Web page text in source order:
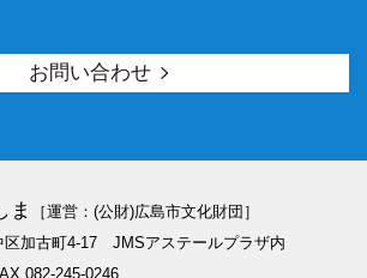
お問い合わせ
ま
［運営：(公財)広島市文化財団］
加古町4-17 JMSアステールプラザ内
245-0246